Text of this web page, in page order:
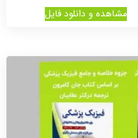
مشاهده و دانلود فایل